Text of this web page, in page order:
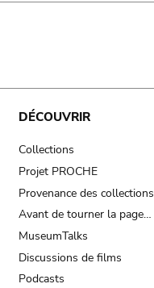
DÉCOUVRIR
Collections
Projet PROCHE
Provenance des collections
Avant de tourner la page…
MuseumTalks
Discussions de films
Podcasts